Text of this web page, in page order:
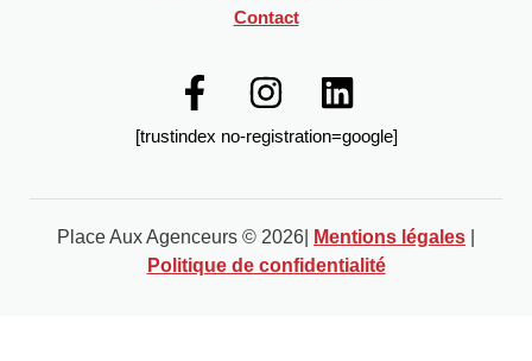
Contact
[trustindex no-registration=google]
Place Aux Agenceurs © 2026| Mentions légales
Politique de confidentialité